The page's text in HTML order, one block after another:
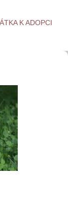
K ADOPCI